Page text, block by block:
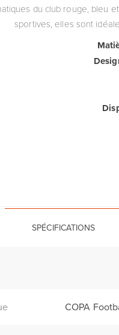
du club rouge, bleu
sportives, elles sont
SPÉCIFICATIONS
COPA